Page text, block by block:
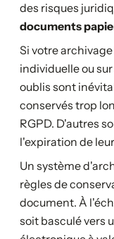
des risques
documents
Si votre
individuelle ou
oublis sont
conservés trop
RGPD. D'autres
l'expiration de
Un système
règles de
document. À
soit basculé vers